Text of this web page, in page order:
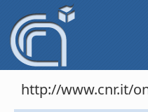
http://www.cnr.it/